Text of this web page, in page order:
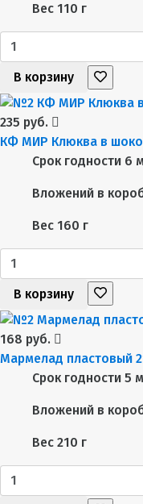
Вес 110 г
В корзину
235 руб.
КФ МИР Клюква в
Срок годности 6
Вложений в
Вес 160 г
В корзину
168 руб.
Мармелад пластовый
Срок годности 5
Вложений в
Вес 210 г